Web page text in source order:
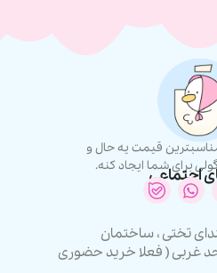
قیمت یه حال و
برای شما ایجاد کنه.
اجتماعی
تختی ، ساختمان
غربی ( فعلا خرید حضوری